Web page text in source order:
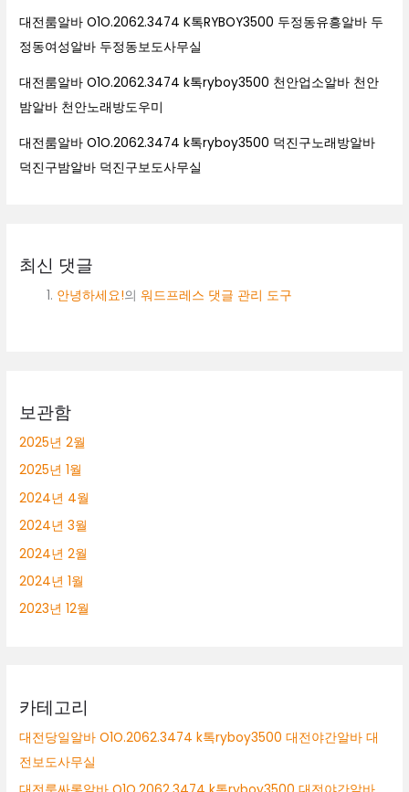
대전룸알바 O1O.2062.3474 K톡RYBOY3500 두정동유흥알바 두
정동여성알바 두정동보도사무실
대전룸알바 O1O.2062.3474 k톡ryboy3500 천안업소알바 천안
밤알바 천안노래방도우미
대전룸알바 O1O.2062.3474 k톡ryboy3500 덕진구노래방알바
덕진구밤알바 덕진구보도사무실
최신 댓글
안녕하세요!의워드프레스 댓글 관리 도구
보관함
2025년 2월
2025년 1월
2024년 4월
2024년 3월
2024년 2월
2024년 1월
2023년 12월
카테고리
대전당일알바 O1O.2062.3474 k톡ryboy3500 대전야간알바 대
전보도사무실